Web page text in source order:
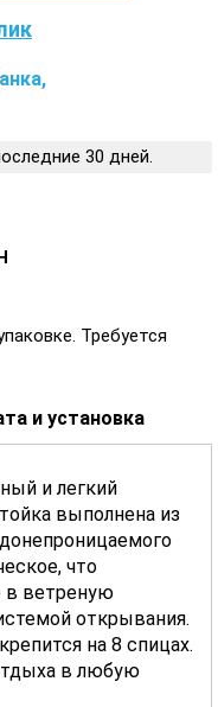
30 дней.
Требуется
и установка
и легкий
выполнена из
что
в ветреную
открывания.
на 8 спицах.
в любую